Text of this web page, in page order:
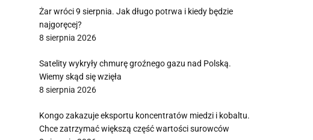
Żar wróci 9 sierpnia. Jak długo potrwa i kiedy będzie
najgoręcej?
8 sierpnia 2026
Satelity wykryły chmurę groźnego gazu nad Polską.
Wiemy skąd się wzięła
8 sierpnia 2026
Kongo zakazuje eksportu koncentratów miedzi i kobaltu.
Chce zatrzymać większą część wartości surowców